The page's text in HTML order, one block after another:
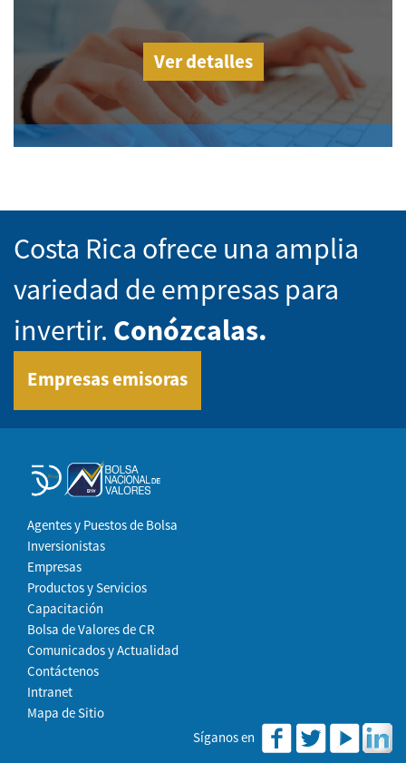
Ver detalles
Costa Rica ofrece una amplia
variedad de empresas para
invertir. Conózcalas.
Empresas emisoras
Agentes y Puestos de Bolsa
Inversionistas
Empresas
Productos y Servicios
Capacitación
Bolsa de Valores de CR
Comunicados y Actualidad
Contáctenos
Intranet
Mapa de Sitio
Síganos en